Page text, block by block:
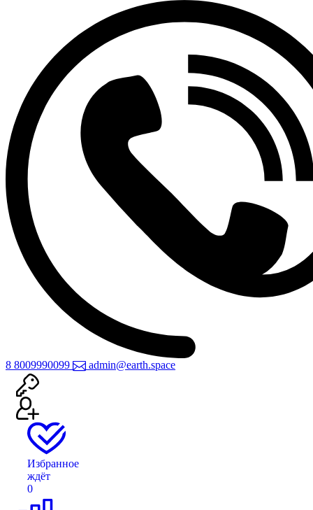
8 8009990099 admin@earth.space
Избранное
ждёт
0